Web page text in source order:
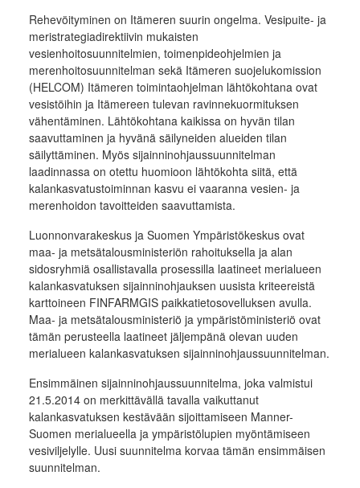
Rehevöityminen on Itämeren suurin ongelma. Vesipuite- ja
meristrategiadirektiivin mukaisten
vesienhoitosuunnitelmien, toimenpideohjelmien ja
merenhoitosuunnitelman sekä Itämeren suojelukomission
(HELCOM) Itämeren toimintaohjelman lähtökohtana ovat
vesistöihin ja Itämereen tulevan ravinnekuormituksen
vähentäminen. Lähtökohtana kaikissa on hyvän tilan
saavuttaminen ja hyvänä säilyneiden alueiden tilan
säilyttäminen. Myös sijainninohjaussuunnitelman
laadinnassa on otettu huomioon lähtökohta siitä, että
kalankasvatustoiminnan kasvu ei vaaranna vesien- ja
merenhoidon tavoitteiden saavuttamista.
Luonnonvarakeskus ja Suomen Ympäristökeskus ovat
maa- ja metsätalousministeriön rahoituksella ja alan
sidosryhmiä osallistavalla prosessilla laatineet merialueen
kalankasvatuksen sijainninohjauksen uusista kriteereistä
karttoineen FINFARMGIS paikkatietosovelluksen avulla.
Maa- ja metsätalousministeriö ja ympäristöministeriö ovat
tämän perusteella laatineet jäljempänä olevan uuden
merialueen kalankasvatuksen sijainninohjaussuunnitelman.
Ensimmäinen sijainninohjaussuunnitelma, joka valmistui
21.5.2014 on merkittävällä tavalla vaikuttanut
kalankasvatuksen kestävään sijoittamiseen Manner-
Suomen merialueella ja ympäristölupien myöntämiseen
vesiviljelylle. Uusi suunnitelma korvaa tämän ensimmäisen
suunnitelman.